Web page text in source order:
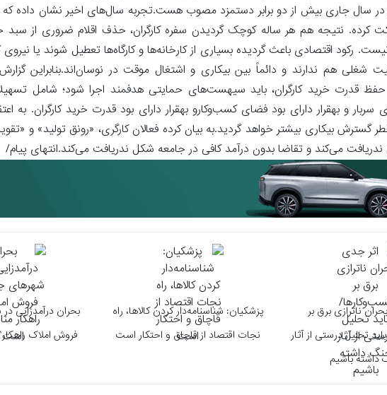
سال جاری بیش از دو برابر دستمزد مصوب هست.تجربه سال‌های اخیر نشان داده که
کرده. نتیجه هم هر ساله کوچک گردیدن سفره کارگران، حذف اقلام ضروری از سبد
اقتصادی باعث گردیده بسیاری از کارخانه‌ها و کارگاه‌ها تعطیل شوند یا نیروی
شغلی هم ندارند و دائماً بین بیکاری و اشتغال موقت در نوسان‌اند.بنابراین
حفظ قدرت خرید کارگران، باید سیهست‌های حمایتی هدفمند اجرا شود؛ شامل
و بهقرار دارای بود فضای کسب‌وکارو بهقرار دارای بود قدرت خرید کارگران. به
گسترش بیکاری بیشتر خواهد گردید.به بیان کرده فعالان کارگری، «رونق تولید» و
ندریافت می‌کند و تقاضا بدون درآمد کافی در جامعه شکل ندریافت می‌کند.انتهای پیام/
ناترازی برق بر
تحلیل درستی از آثار
داشته باشیم
پزشکیان: شناسنامه‌دار کردن کالاها، راه
نجات اقتصاد از قاچاق و احتکار است
بحران درآمدزایی
فروش املاک